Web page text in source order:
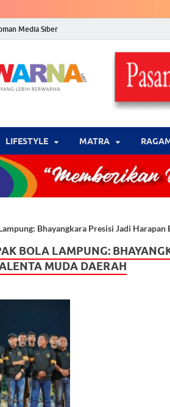
Media Siber
Memberikan
‎LIFESTYLE MATRA
Bhayangkara Presisi Jadi Harapan
BOLA LAMPUNG:
MUDA DAERAH